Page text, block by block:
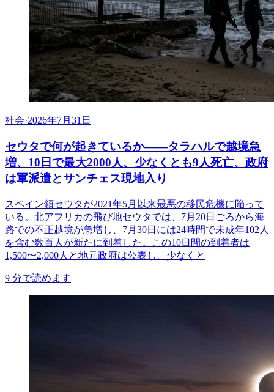
社会·2026年7月31日
セウタで何が起きているか——タラハルで越境急
増、10日で最大2000人、少なくとも9人死亡、政府
は軍派遣とサンチェス現地入り
スペイン領セウタが2021年5月以来最悪の移民危機に陥って
いる。北アフリカの飛び地セウタでは、7月20日ごろから海
路での不正越境が急増し、7月30日には24時間で未成年102人
を含む数百人が新たに到着した。この10日間の到着者は
1,500〜2,000人と地元政府は公表し、少なくと
9 分で読めます